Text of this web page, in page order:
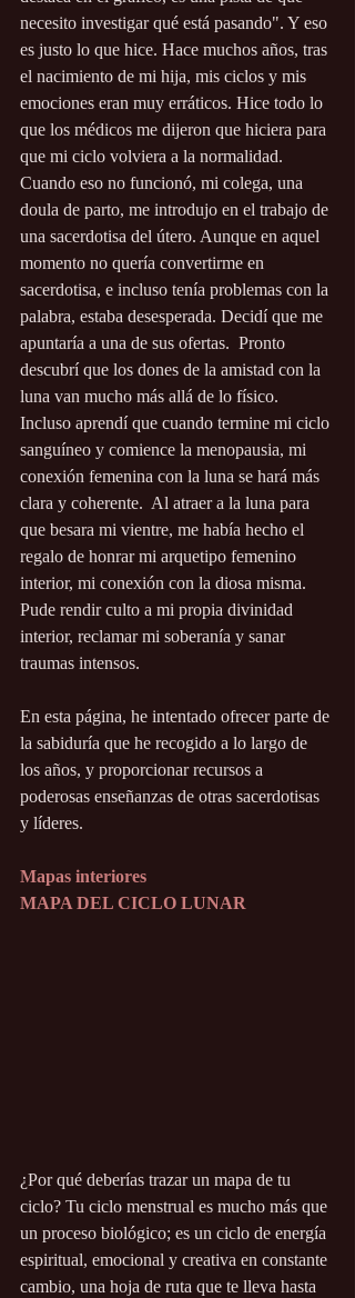
necesito investigar qué está pasando". Y eso
es justo lo que hice. Hace muchos años, tras
el nacimiento de mi hija, mis ciclos y mis
emociones eran muy erráticos. Hice todo lo
que los médicos me dijeron que hiciera para
que mi ciclo volviera a la normalidad.
Cuando eso no funcionó, mi colega, una
doula de parto, me introdujo en el trabajo de
una sacerdotisa del útero. Aunque en aquel
momento no quería convertirme en
sacerdotisa, e incluso tenía problemas con la
palabra, estaba desesperada. Decidí que me
apuntaría a una de sus ofertas.  Pronto
descubrí que los dones de la amistad con la
luna van mucho más allá de lo físico.
Incluso aprendí que cuando termine mi ciclo
sanguíneo y comience la menopausia, mi
conexión femenina con la luna se hará más
clara y coherente.  Al atraer a la luna para
que besara mi vientre, me había hecho el
regalo de honrar mi arquetipo femenino
interior, mi conexión con la diosa misma.
Pude rendir culto a mi propia divinidad
interior, reclamar mi soberanía y sanar
traumas intensos.
En esta página, he intentado ofrecer parte de
la sabiduría que he recogido a lo largo de
los años, y proporcionar recursos a
poderosas enseñanzas de otras sacerdotisas
y líderes.
Mapas interiores
MAPA DEL CICLO LUNAR
¿Por qué deberías trazar un mapa de tu
ciclo? Tu ciclo menstrual es mucho más que
un proceso biológico; es un ciclo de energía
espiritual, emocional y creativa en constante
cambio, una hoja de ruta que te lleva hasta